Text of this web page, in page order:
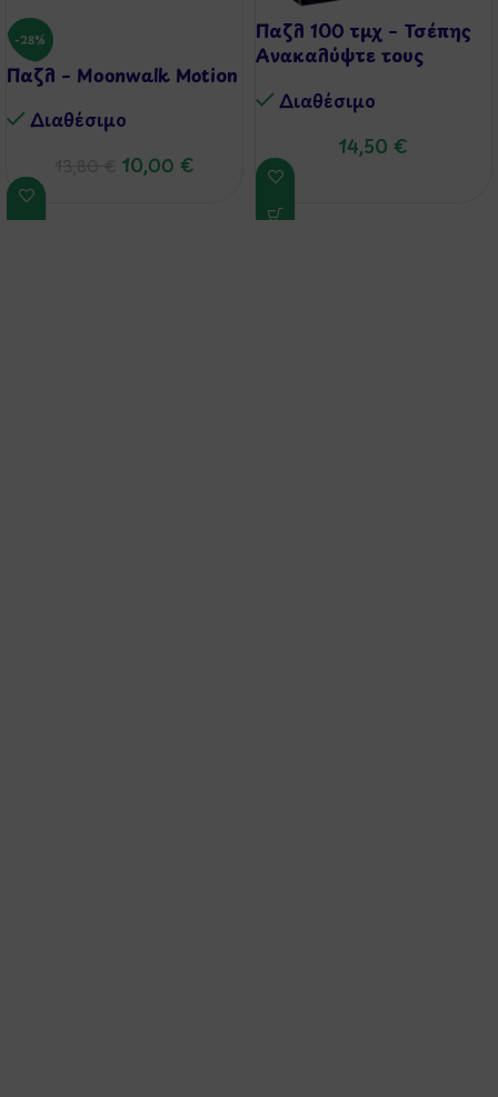
-28%
Παζλ – Moonwalk Motion
Διαθέσιμo
10,00 €
Παζλ 100 τμχ – Τσέπης
Ανακαλύψτε τους
Διαθέσιμo
14,50 €